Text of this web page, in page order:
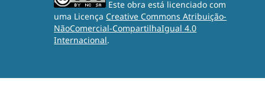
Este obra está licenciado com
uma Licença Creative Commons Atribuição-
NãoComercial-CompartilhaIgual 4.0
Internacional.